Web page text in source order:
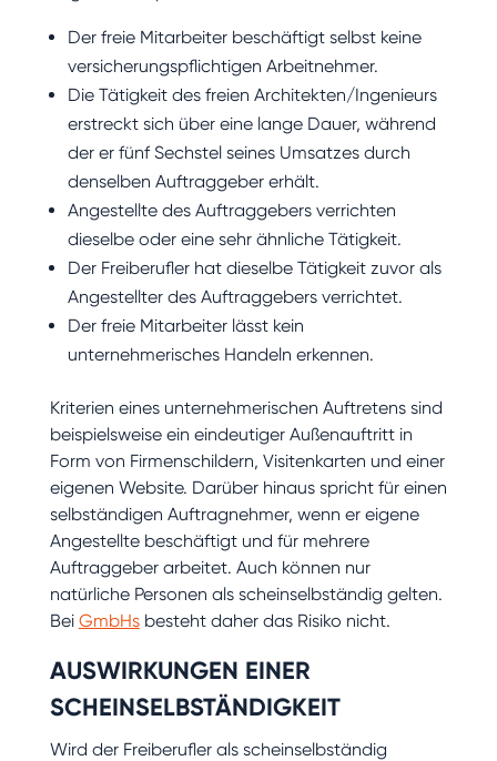
Der freie Mitarbeiter beschäftigt selbst keine
versicherungspflichtigen Arbeitnehmer.
Die Tätigkeit des freien Architekten/Ingenieurs
erstreckt sich über eine lange Dauer, während
der er fünf Sechstel seines Umsatzes durch
denselben Auftraggeber erhält.
Angestellte des Auftraggebers verrichten
dieselbe oder eine sehr ähnliche Tätigkeit.
Der Freiberufler hat dieselbe Tätigkeit zuvor als
Angestellter des Auftraggebers verrichtet.
Der freie Mitarbeiter lässt kein
unternehmerisches Handeln erkennen.
Kriterien eines unternehmerischen Auftretens sind
beispielsweise ein eindeutiger Außenauftritt in
Form von Firmenschildern, Visitenkarten und einer
eigenen Website. Darüber hinaus spricht für einen
selbständigen Auftragnehmer, wenn er eigene
Angestellte beschäftigt und für mehrere
Auftraggeber arbeitet. Auch können nur
natürliche Personen als scheinselbständig gelten.
Bei GmbHsbesteht daher das Risiko nicht.
AUSWIRKUNGEN EINER
SCHEINSELBSTÄNDIGKEIT
Wird der Freiberufler als scheinselbständig